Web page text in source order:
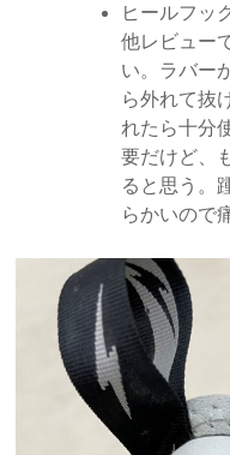
ヒールフッ
他レビュー
い。ラバー
ら外れて抜
れたら十分
要だけど、
ると思う。
らかいので